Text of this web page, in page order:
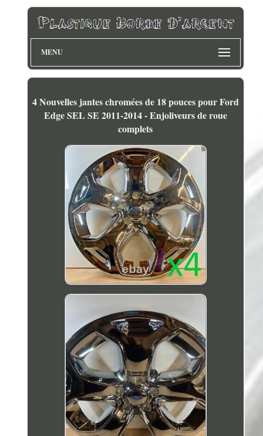
MENU
4 Nouvelles jantes chromées de 18 pouces pour Ford
Edge SEL SE 2011-2014 - Enjoliveurs de roue
complets